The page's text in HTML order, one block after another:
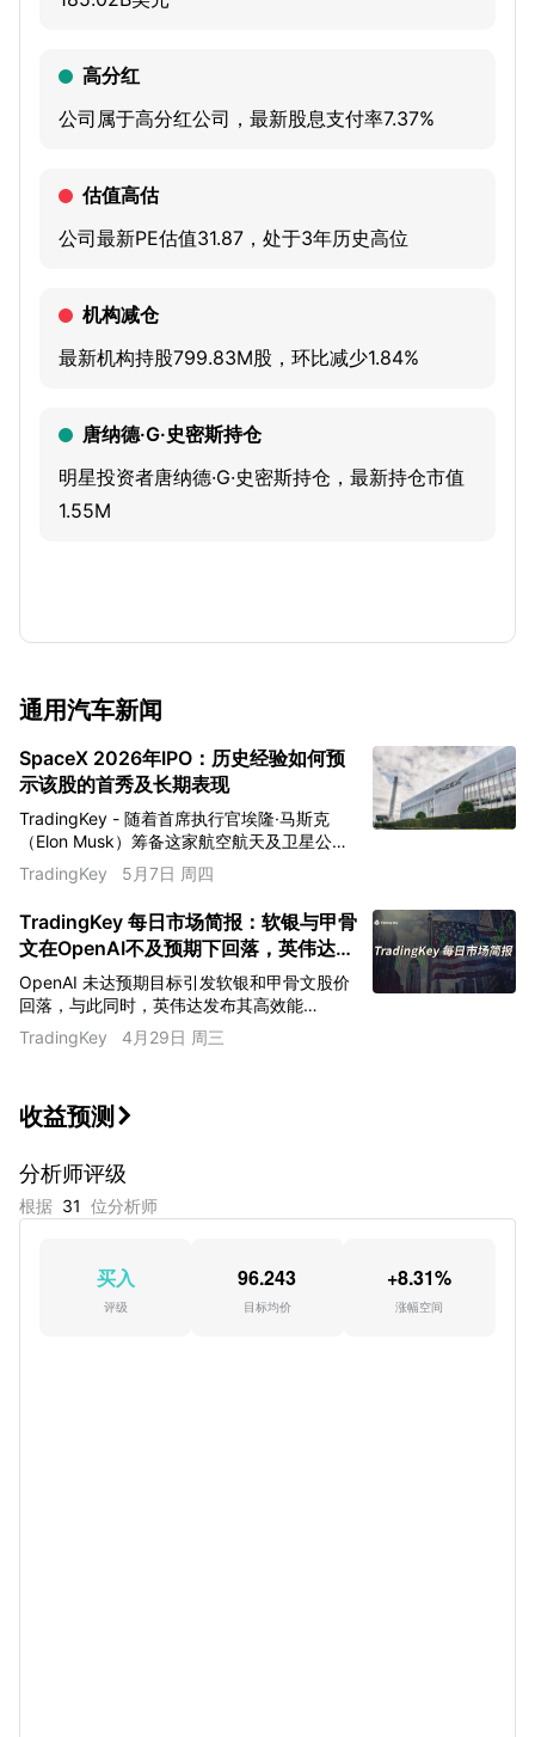
engaged in the development and commercialization of
services and subscriptions, including OnStar, its
advanced driver-assistance systems (ADAS), including
investing in electric vehicles (EVs) and AVs, software-
enabled services and subscriptions and new business
高分红
公司属于高分红公司，最新股息支付率7.37%
估值高估
公司最新PE估值31.87，处于3年历史高位
机构减仓
最新机构持股799.83M股，环比减少1.84%
唐纳德·G·史密斯持仓
明星投资者唐纳德·G·史密斯持仓，最新持仓市值
1.55M
通用汽车新闻
SpaceX 2026年IPO：历史经验如何预
示该股的首秀及长期表现
TradingKey - 随着首席执行官埃隆·马斯克
（Elon Musk）筹备这家航空航天及卫星公司
的史上首次公开上市，金融界对 SpaceX IPO
的关注度持续升温，此次 IPO 势将刷新美股上
市的所有历史纪录。
TradingKey 5月7日 周四
TradingKey 每日市场简报：软银与甲骨
文在OpenAI不及预期下回落，英伟达取
得‘Nano’效率突破
OpenAI 未达预期目标引发软银和甲骨文股价
回落，与此同时，英伟达发布其高效能
"Nano" AI 模型。此外，最新动态还包括霍尔
木兹海峡紧张局势、美联储关于滞胀的辩论以
TradingKey 4月29日 周三
收益预测
分析师评级
根据 31 位分析师
买入
评级
96.243
目标均价
+8.31%
涨幅空间